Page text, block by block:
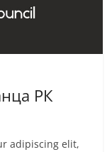
РК
adipiscing elit,